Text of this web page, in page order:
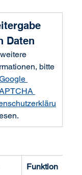
Daten
bitte
Funktion